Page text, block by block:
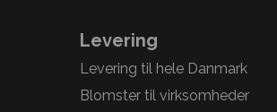
Levering
Levering til hele Danmark
Blomster til virksomheder